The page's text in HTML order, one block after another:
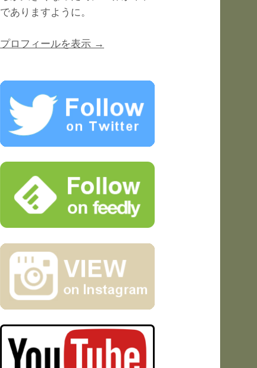
でありますように。
プロフィールを表示 →